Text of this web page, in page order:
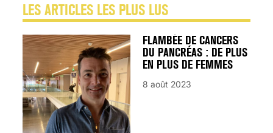
LES ARTICLES LES PLUS LUS
FLAMBÉE DE CANCERS
DU PANCRÉAS : DE PLUS
EN PLUS DE FEMMES
8 août 2023